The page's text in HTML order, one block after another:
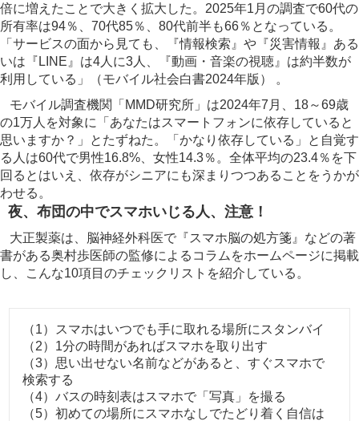
倍に増えたことで大きく拡大した。2025年1月の調査で60代の
所有率は94％、70代85％、80代前半も66％となっている。
「サービスの面から見ても、『情報検索』や『災害情報』ある
いは『LINE』は4人に3人、『動画・音楽の視聴』は約半数が
利用している」（モバイル社会白書2024年版） 。
モバイル調査機関「MMD研究所」は2024年7月、18～69歳
の1万人を対象に「あなたはスマートフォンに依存していると
思いますか？」とたずねた。「かなり依存している」と自覚す
る人は60代で男性16.8%、女性14.3％。全体平均の23.4％を下
回るとはいえ、依存がシニアにも深まりつつあることをうかが
わせる。
夜、布団の中でスマホいじる人、注意！
大正製薬は、脳神経外科医で『スマホ脳の処方箋』などの著
書がある奥村歩医師の監修によるコラムをホームページに掲載
し、こんな10項目のチェックリストを紹介している。
（1）スマホはいつでも手に取れる場所にスタンバイ
（2）1分の時間があればスマホを取り出す
（3）思い出せない名前などがあると、すぐスマホで
検索する
（4）バスの時刻表はスマホで「写真」を撮る
（5）初めての場所にスマホなしでたどり着く自信は